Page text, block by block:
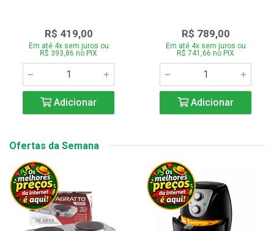
R$ 419,00
Em até 4x sem juros ou
R$ 393,86 no PIX
Adicionar
R$ 789,00
Em até 4x sem juros ou
R$ 741,66 no PIX
Adicionar
Ofertas da Semana